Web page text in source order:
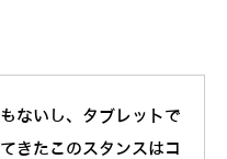
ないし、タブレットで
きたこのスタンスはコ